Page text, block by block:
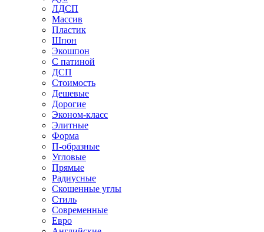
ЛДСП
Массив
Пластик
Шпон
Экошпон
С патиной
ДСП
Стоимость
Дешевые
Дорогие
Эконом-класс
Элитные
Форма
П-образные
Угловые
Прямые
Радиусные
Скошенные углы
Стиль
Современные
Евро